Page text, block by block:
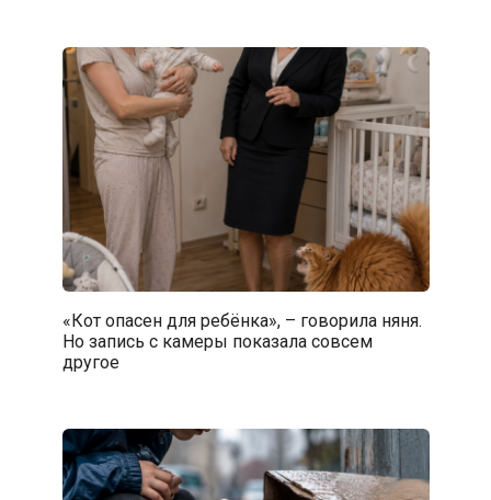
«Кот опасен для ребёнка», – говорила няня.
Но запись с камеры показала совсем
другое